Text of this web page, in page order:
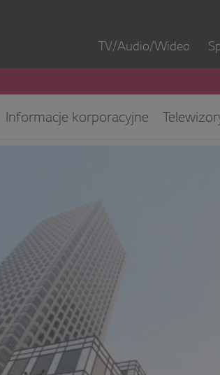
TV/Audio/Wideo
Informacje korporacyjne